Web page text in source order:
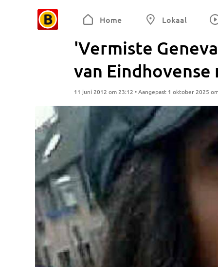
Home Lokaal
'Vermiste
van
11 juni 2012 om 23:12 • Aangepast 1 oktober 2025